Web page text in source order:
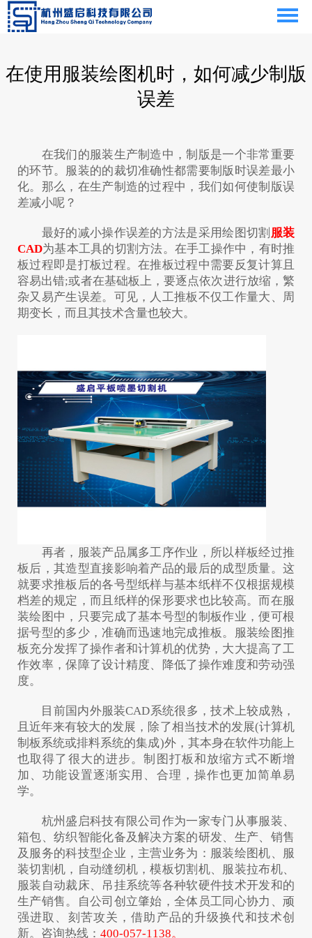
在使用服装绘图机时，如何减少制版
误差
在我们的服装生产制造中，制版是一个非常重要
的环节。服装的的裁切准确性都需要制版时误差最小
化。那么，在生产制造的过程中，我们如何使制版误
差减小呢？
最好的减小操作误差的方法是采用绘图切割 服装
CAD为基本工具的切割方法。在手工操作中，有时推
板过程即是打板过程。在推板过程中需要反复计算且
容易出错;或者在基础板上，要逐点依次进行放缩，繁
杂又易产生误差。可见，人工推板不仅工作量大、周
期变长，而且其技术含量也较大。
再者，服装产品属多工序作业，所以样板经过推
板后，其造型直接影响着产品的最后的成型质量。这
就要求推板后的各号型纸样与基本纸样不仅根据规模
档差的规定，而且纸样的保形要求也比较高。而在服
装绘图中，只要完成了基本号型的制板作业，便可根
据号型的多少，准确而迅速地完成推板。服装绘图推
板充分发挥了操作者和计算机的优势，大大提高了工
作效率，保障了设计精度、降低了操作难度和劳动强
度。
目前国内外服装CAD系统很多，技术上较成熟，
且近年来有较大的发展，除了相当技术的发展(计算机
制板系统或排料系统的集成)外，其本身在软件功能上
也取得了很大的进步。制图打板和放缩方式不断增
加、功能设置逐渐实用、合理，操作也更加简单易
学。
杭州盛启科技有限公司作为一家专门从事服装、
箱包、纺织智能化备及解决方案的研发、生产、销售
及服务的科技型企业，主营业务为：服装绘图机、服
装切割机，自动缝纫机，模板切割机、服装拉布机、
服装自动裁床、吊挂系统等各种软硬件技术开发和的
生产销售。自公司创立肇始，全体员工同心协力、顽
强进取、刻苦攻关，借助产品的升级换代和技术创
新。咨询热线： 400-057-1138。